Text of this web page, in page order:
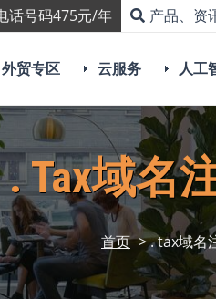
话号码475元/年 产品、资
外贸专区 云服务 人工
. Tax域名
首页 > . tax域名